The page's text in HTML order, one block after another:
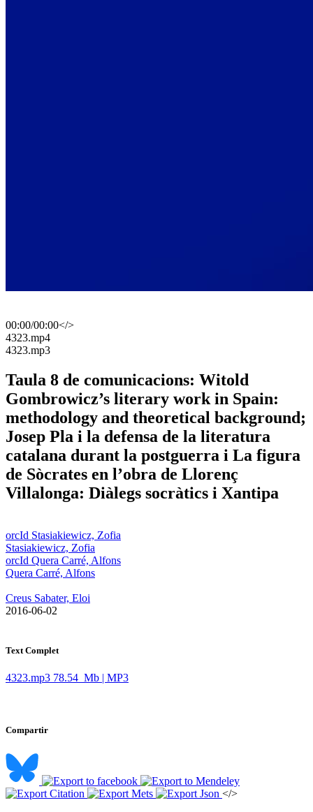
00:00/00:00</>
​4323.mp4
​4323.mp3
Taula 8 de comunicacions: Witold
Gombrowicz’s literary work in Spain:
methodology and theoretical background;
Josep Pla i la defensa de la literatura
catalana durant la postguerra i La figura
de Sòcrates en l’obra de Llorenç
Villalonga: Diàlegs socràtics i Xantipa
orcId Stasiakiewicz, Zofia
Stasiakiewicz, Zofia
orcId Quera Carré, Alfons
Quera Carré, Alfons
Creus Sabater, Eloi
​ 2016-06-02
Text Complet
4323.mp3 78.54 Mb | MP3
Compartir
</>